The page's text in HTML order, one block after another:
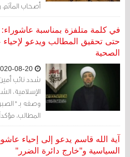
أصحاب
كبار العلماء،
الذين نصحوا
الحسينية
في كلمة متلفزة بمناسبة
حتى تحقيق المطالب ويدعو
الصحية
شدد نائب
الإسلامية،
وصفه بـ
المطالب،
مدرسة للصبر
تاريخه
وتحقيق
آية الله قاسم يدعو إلى إحياء
السياسية و"خارج دائرة الضرر"